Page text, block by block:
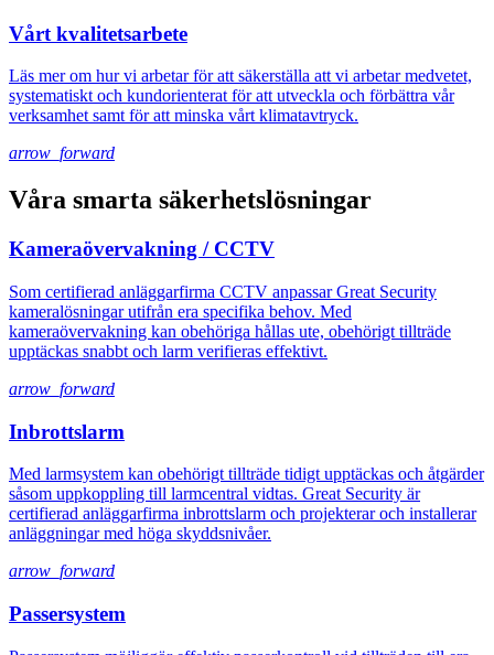
Vårt kvalitetsarbete
Läs mer om hur vi arbetar för att säkerställa att vi arbetar medvetet,
systematiskt och kundorienterat för att utveckla och förbättra vår
verksamhet samt för att minska vårt klimatavtryck.
arrow_forward
Våra smarta säkerhetslösningar
Kameraövervakning / CCTV
Som certifierad anläggarfirma CCTV anpassar Great Security
kameralösningar utifrån era specifika behov. Med
kameraövervakning kan obehöriga hållas ute, obehörigt tillträde
upptäckas snabbt och larm verifieras effektivt.
arrow_forward
Inbrottslarm
Med larmsystem kan obehörigt tillträde tidigt upptäckas och åtgärder
såsom uppkoppling till larmcentral vidtas. Great Security är
certifierad anläggarfirma inbrottslarm och projekterar och installerar
anläggningar med höga skyddsnivåer.
arrow_forward
Passersystem